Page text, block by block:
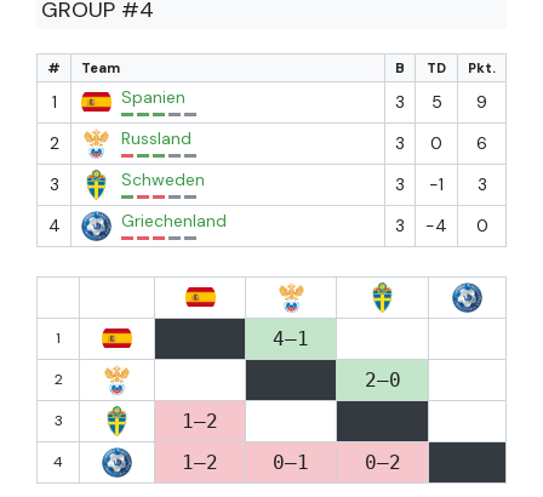
GROUP #4
# Team B TD Pkt.
1 Spanien 3 5
9
2
Russland 3 0
6
3
Schweden 3 -1
3
4
Griechenland 3 -4 0
1 4–1
2 2–0
3 1–2
4 1–2 0–1 0–2